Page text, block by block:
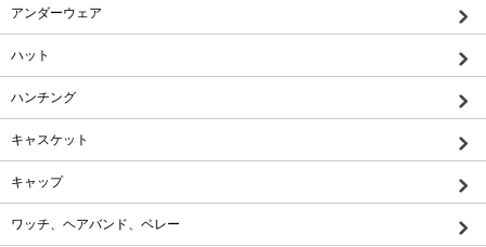
アンダーウェア
ハット
ハンチング
キャスケット
キャップ
ワッチ、ヘアバンド、ベレー